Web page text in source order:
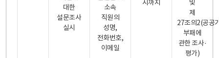
대한
설문조사
실시
소속
직원의
성명,
전화번호,
이메일
시까지
및
제
27조의2(공공
부패에
관한 조사·
평가)